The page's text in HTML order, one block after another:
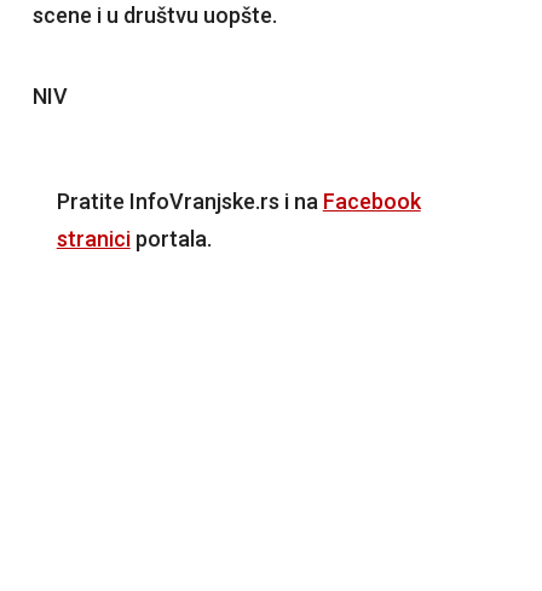
scene i u društvu uopšte.
NIV
Pratite InfoVranjske.rs i na Facebook
straniciportala.